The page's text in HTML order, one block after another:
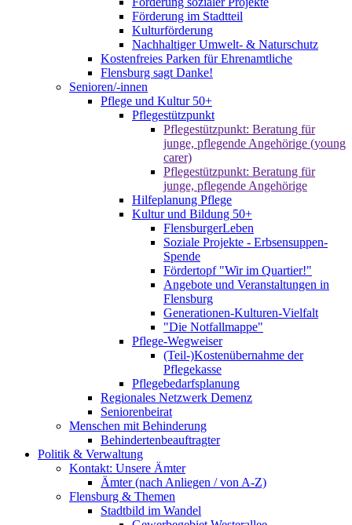
Förderung im Stadtteil
Kulturförderung
Nachhaltiger Umwelt- & Naturschutz
Kostenfreies Parken für Ehrenamtliche
Flensburg sagt Danke!
Senioren/-innen
Pflege und Kultur 50+
Pflegestützpunkt
Pflegestützpunkt: Beratung für
junge, pflegende Angehörige (young
carer)
Pflegestützpunkt: Beratung für
junge, pflegende Angehörige
Hilfeplanung Pflege
Kultur und Bildung 50+
FlensburgerLeben
Soziale Projekte - Erbsensuppen-
Spende
Fördertopf "Wir im Quartier!"
Angebote und Veranstaltungen in
Flensburg
Generationen-Kulturen-Vielfalt
"Die Notfallmappe"
Pflege-Wegweiser
(Teil-)Kostenübernahme der
Pflegekasse
Pflegebedarfsplanung
Regionales Netzwerk Demenz
Seniorenbeirat
Menschen mit Behinderung
Behindertenbeauftragter
Politik & Verwaltung
Kontakt: Unsere Ämter
Ämter (nach Anliegen / von A-Z)
Flensburg & Themen
Stadtbild im Wandel